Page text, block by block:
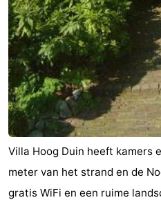
Villa Hoog Duin heeft kamers
meter van het strand en de
gratis WiFi en een ruime